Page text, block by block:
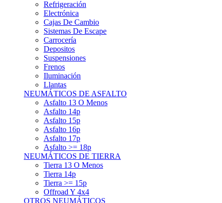
Refrigeración
Electrónica
Cajas De Cambio
Sistemas De Escape
Carrocería
Depositos
Suspensiones
Frenos
Iluminación
Llantas
NEUMÁTICOS DE ASFALTO
Asfalto 13 O Menos
Asfalto 14p
Asfalto 15p
Asfalto 16p
Asfalto 17p
Asfalto >= 18p
NEUMÁTICOS DE TIERRA
Tierra 13 O Menos
Tierra 14p
Tierra >= 15p
Offroad Y 4x4
OTROS NEUMÁTICOS